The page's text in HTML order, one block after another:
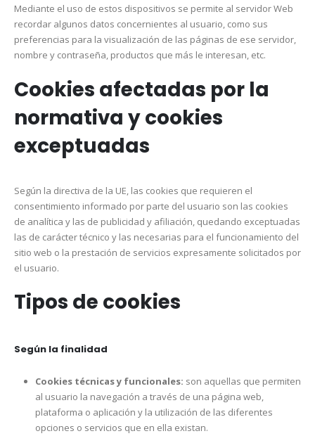
Mediante el uso de estos dispositivos se permite al servidor Web
recordar algunos datos concernientes al usuario, como sus
preferencias para la visualización de las páginas de ese servidor,
nombre y contraseña, productos que más le interesan, etc.
Cookies afectadas por la
normativa y cookies
exceptuadas
Según la directiva de la UE, las cookies que requieren el
consentimiento informado por parte del usuario son las cookies
de analítica y las de publicidad y afiliación, quedando exceptuadas
las de carácter técnico y las necesarias para el funcionamiento del
sitio web o la prestación de servicios expresamente solicitados por
el usuario.
Tipos de cookies
Según la finalidad
Cookies técnicas y funcionales: son aquellas que permiten
al usuario la navegación a través de una página web,
plataforma o aplicación y la utilización de las diferentes
opciones o servicios que en ella existan.